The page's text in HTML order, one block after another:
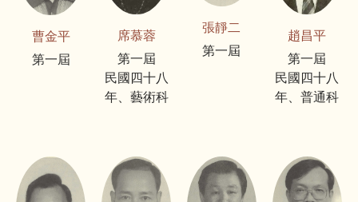
曹金平
第一屆
席慕蓉
第一屆
民國四十八
年、藝術科
張靜二
第一屆
趙昌平
第一屆
民國四十八
年、普通科